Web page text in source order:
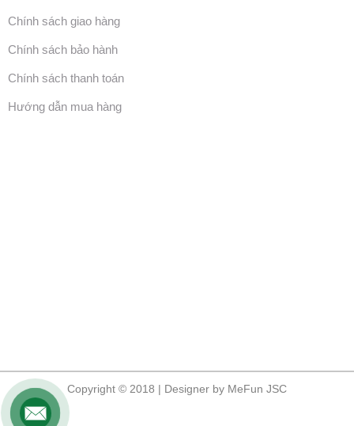
Chính sách giao hàng
Chính sách bảo hành
Chính sách thanh toán
Hướng dẫn mua hàng
Copyright © 2018 | Designer by MeFun JSC